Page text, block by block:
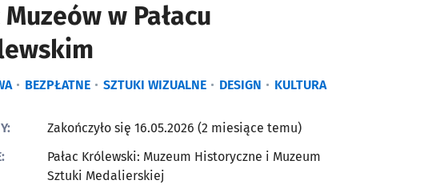
Muzeów w Pałacu
BEZPŁATNE SZTUKI WIZUALNE DESIGN KULTURA
Zakończyło się 16.05.2026 (2 miesiące temu)
Pałac Królewski: Muzeum Historyczne i Muzeum
Sztuki Medalierskiej